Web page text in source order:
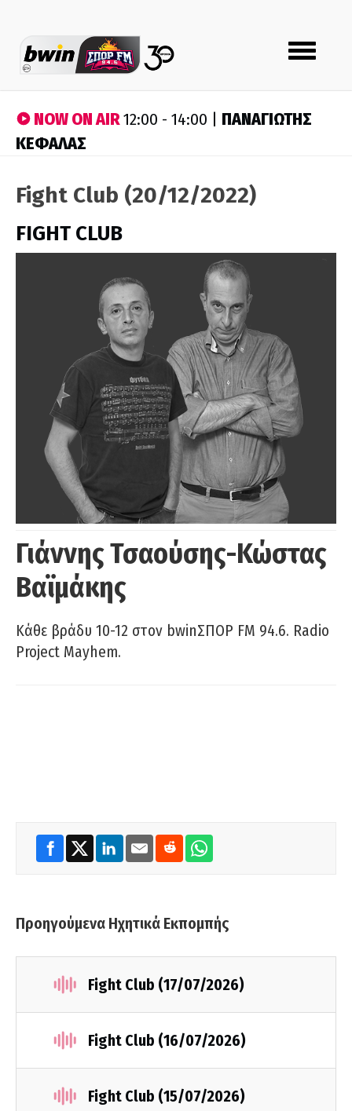
Toggle
navigation
NOW ON AIR12:00 - 14:00 | ΠΑΝΑΓΙΩΤΗΣ
ΚΕΦΑΛΑΣ
Fight Club (20/12/2022)
FIGHT CLUB
Γιάννης Τσαούσης-Κώστας
Βαϊμάκης
Κάθε βράδυ 10-12 στον bwinΣΠΟΡ FM 94.6. Radio
Project Mayhem.
Προηγούμενα Ηχητικά Εκπομπής
Fight Club (17/07/2026)
Fight Club (16/07/2026)
Fight Club (15/07/2026)